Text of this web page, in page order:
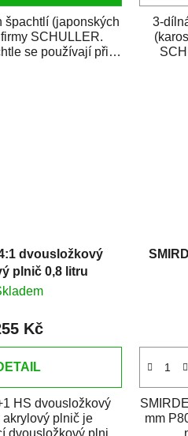
špachtlí (japonských
SCHULLER.
se používají při
3-
dvousložkový
plnič 0,8 litru
Kč
HS dvousložkový
akrylový plnič je
dvousložkový plnič
mm